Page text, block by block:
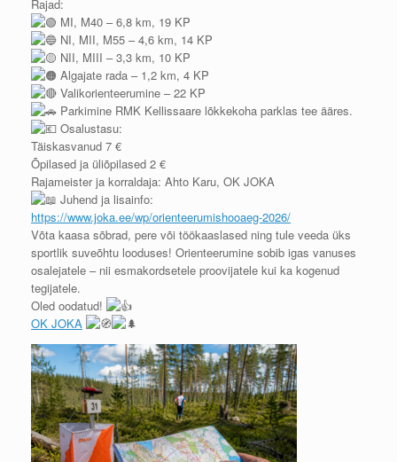
Rajad:
MI, M40 – 6,8 km, 19 KP
NI, MII, M55 – 4,6 km, 14 KP
NII, MIII – 3,3 km, 10 KP
Algajate rada – 1,2 km, 4 KP
Valikorienteerumine – 22 KP
Parkimine RMK Kellissaare lõkkekoha parklas tee ääres.
Osalustasu:
Täiskasvanud 7 €
Õpilased ja üliõpilased 2 €
Rajameister ja korraldaja: Ahto Karu, OK JOKA
Juhend ja lisainfo:
https://www.joka.ee/wp/orienteerumishooaeg-2026/
Võta kaasa sõbrad, pere või töökaaslased ning tule veeda üks
sportlik suveõhtu looduses! Orienteerumine sobib igas vanuses
osalejatele – nii esmakordsetele proovijatele kui ka kogenud
tegijatele.
Oled oodatud!
OK JOKA